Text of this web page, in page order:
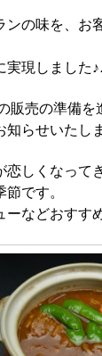
ンの味を、お
実現しました
販売の準備を
知らせいたし
恋しくなって
です。
ーなどおすす